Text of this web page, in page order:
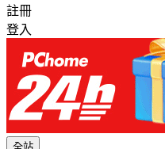
註冊
登入